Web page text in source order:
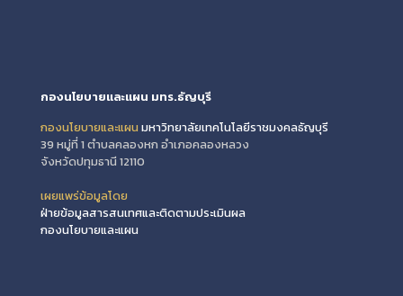
กองนโยบายและแผน มทร.ธัญบุรี
กองนโยบายและแผน มหาวิทยาลัยเทคโนโลยีราชมงคลธัญบุรี
39 หมู่ที่ 1 ตำบลคลองหก อำเภอคลองหลวง
จังหวัดปทุมธานี 12110
เผยแพร่ข้อมูลโดย
ฝ่ายข้อมูลสารสนเทศและติดตามประเมินผล
กองนโยบายและแผน